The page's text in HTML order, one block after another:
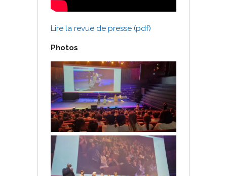
Lire la revue de presse (pdf)
Photos